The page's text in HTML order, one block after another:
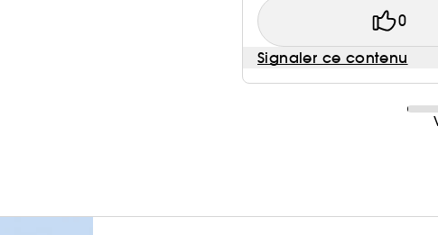
0
Signaler ce contenu